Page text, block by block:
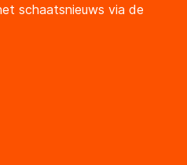
schaatsnieuws via de